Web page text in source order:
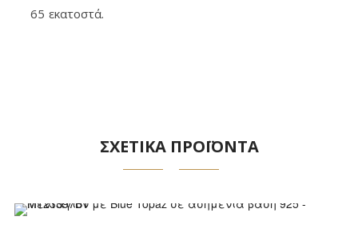
65 εκατοστά.
ΣΧΕΤΙΚΑ ΠΡΟΪΟΝΤΑ